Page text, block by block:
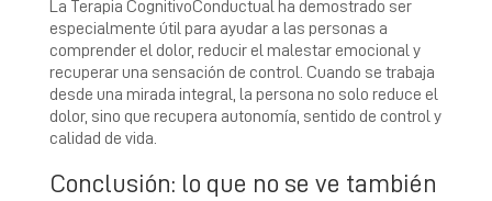
La Terapia CognitivoConductual ha demostrado ser
especialmente útil para ayudar a las personas a
comprender el dolor, reducir el malestar emocional y
recuperar una sensación de control. Cuando se trabaja
desde una mirada integral, la persona no solo reduce el
dolor, sino que recupera autonomía, sentido de control y
calidad de vida.
Conclusión: lo que no se ve también